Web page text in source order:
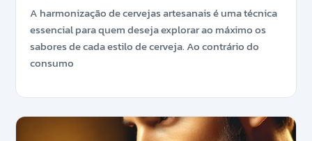
A harmonização de cervejas artesanais é uma técnica
essencial para quem deseja explorar ao máximo os
sabores de cada estilo de cerveja. Ao contrário do
consumo